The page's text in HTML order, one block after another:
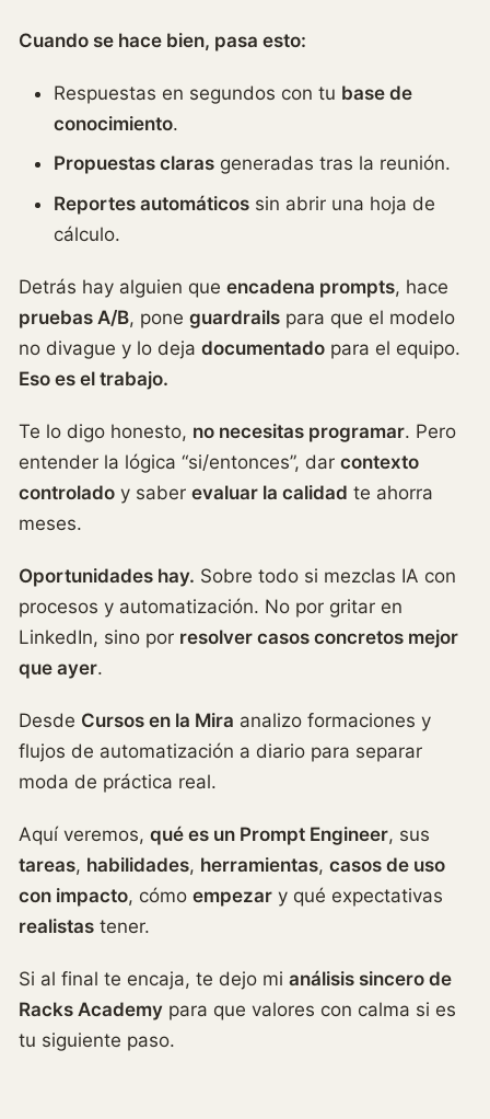
Cuando se hace bien, pasa esto:
Respuestas en segundos con tu base de
conocimiento.
Propuestas claras generadas tras la reunión.
Reportes automáticos sin abrir una hoja de
cálculo.
Detrás hay alguien que encadena prompts, hace
pruebas A/B, pone guardrails para que el modelo
no divague y lo deja documentado para el equipo.
Eso es el trabajo.
Te lo digo honesto, no necesitas programar. Pero
entender la lógica “si/entonces”, dar contexto
controlado y saber evaluar la calidad te ahorra
meses.
Oportunidades hay. Sobre todo si mezclas IA con
procesos y automatización. No por gritar en
LinkedIn, sino por resolver casos concretos mejor
que ayer.
Desde Cursos en la Mira analizo formaciones y
flujos de automatización a diario para separar
moda de práctica real.
Aquí veremos, qué es un Prompt Engineer, sus
tareas, habilidades, herramientas, casos de uso
con impacto, cómo empezar y qué expectativas
realistas tener.
Si al final te encaja, te dejo mi análisis sincero de
Racks Academy para que valores con calma si es
tu siguiente paso.